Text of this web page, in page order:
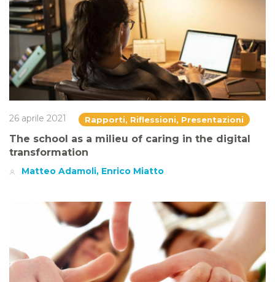
26 aprile 2021 Rapporti, Riflessioni, Presentazioni
The school as a milieu of caring in the digital
transformation
Matteo Adamoli, Enrico Miatto